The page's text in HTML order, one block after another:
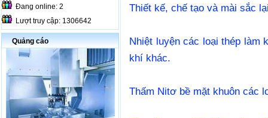
Đang online: 2
Lượt truy cập: 1306642
Quảng cáo
Thiết kế, chế tạo và mài sắc
Nhiệt luyện các loại thép làm
khí khác.
Thấm Nitơ bề mặt khuôn các